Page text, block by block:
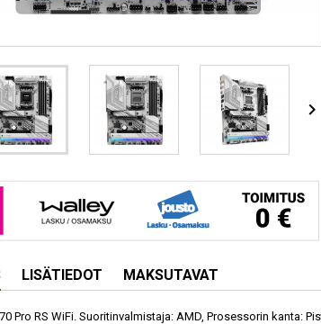

LISÄTIEDOT MAKSUTAVAT
Pro RS WiFi. Suoritinvalmistaja: AMD, Prosessorin kanta: